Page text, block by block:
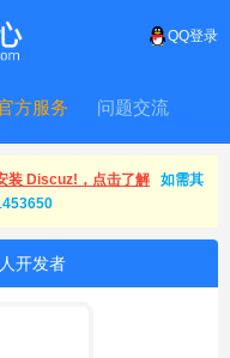
QQ登录
方服务 问题交流
装 Discuz!，点击了解
如需其